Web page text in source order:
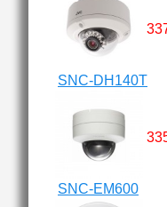
SNC-DH140T
SNC-EM600